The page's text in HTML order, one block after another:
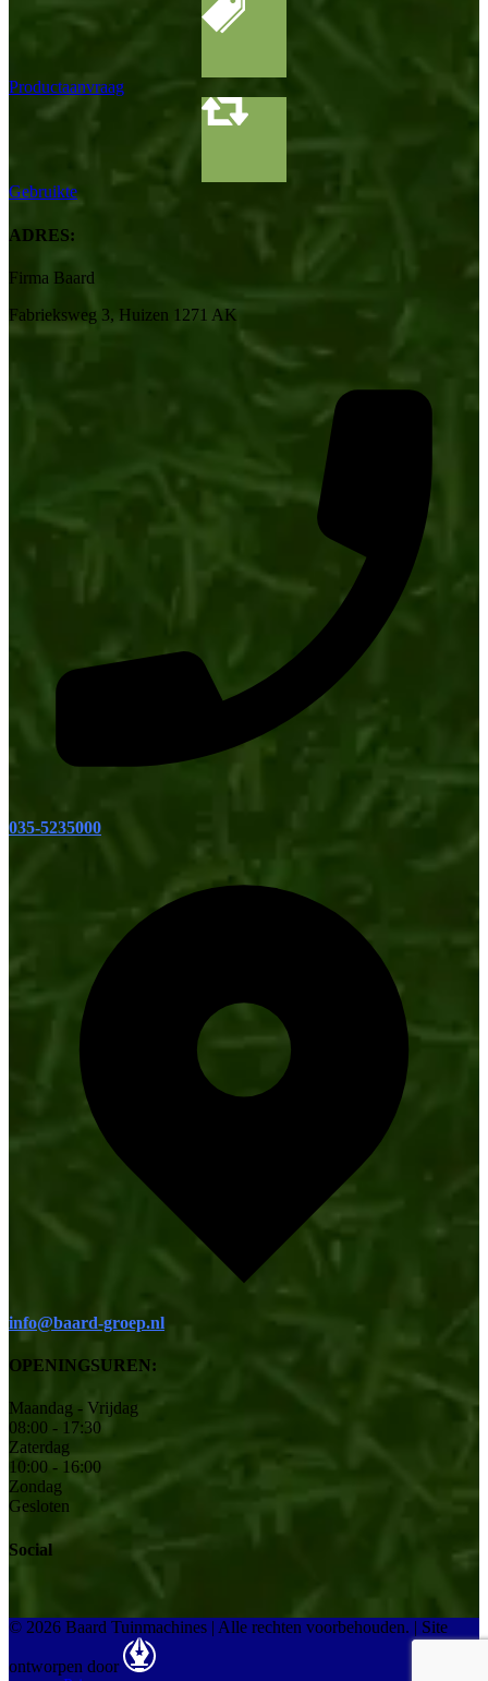
Productaanvraag
Gebruikte
ADRES:
Firma Baard
Fabrieksweg 3, Huizen 1271 AK
035-5235000
info@baard-groep.nl
OPENINGSUREN:
Maandag - Vrijdag
08:00 - 17:30
Zaterdag
10:00 - 16:00
Zondag
Gesloten
Social
© 2026 Baard Tuinmachines | Alle rechten voorbehouden. | Site
ontworpen door